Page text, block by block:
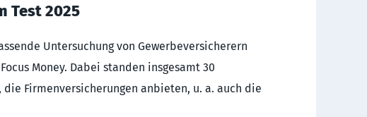
Test 2025
Untersuchung von Gewerbeversicherern
Money. Dabei standen insgesamt 30
Firmenversicherungen anbieten, u. a. auch die